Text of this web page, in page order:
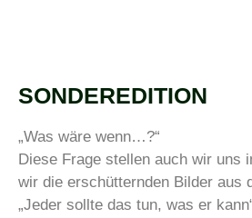
SONDEREDITION
„Was wäre wenn…?“
Diese Frage stellen auch wir uns
wir die erschütternden Bilder aus
„Jeder sollte das tun, was er